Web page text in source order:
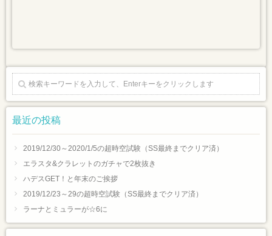
最近の投稿
2019/12/30～2020/1/5の超時空試験（SS最終までクリア済）
エラスタ&クラレットのガチャで2枚抜き
ハデスGET！と年末のご挨拶
2019/12/23～29の超時空試験（SS最終までクリア済）
ラーナとミュラーが☆6に